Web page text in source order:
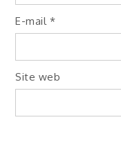
E-mail *
Site web